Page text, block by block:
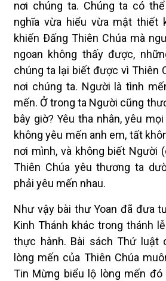
nơi chúng ta. Chúng ta có
nghĩa vừa hiểu vừa mật thiết
khiến Ðấng Thiên Chúa mà
ngoan không thấy được,
chúng ta lại biết được vì Thiên
nơi chúng ta. Người là tình
mến. Ở trong ta Người cũng
bây giờ? Yêu tha nhân, yêu
không yêu mến anh em, tất
nơi mình, và không biết Người
Thiên Chúa yêu thương ta
phải yêu mến nhau.
Như vậy bài thư Yoan đã đưa
Kinh Thánh khác trong thánh
thực hành. Bài sách Thứ luật
lòng mến của Thiên Chúa
Tin Mừng biểu lộ lòng mến